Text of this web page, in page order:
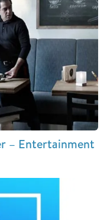
– Entertainment